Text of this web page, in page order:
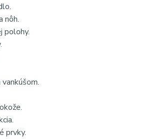
nôh.
polohy.
prvky.